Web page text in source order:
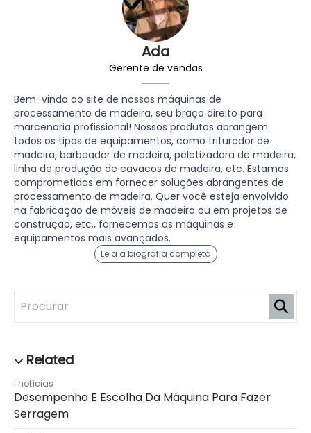
Ada
Gerente de vendas
Bem-vindo ao site de nossas máquinas de
processamento de madeira, seu braço direito para
marcenaria profissional! Nossos produtos abrangem
todos os tipos de equipamentos, como triturador de
madeira, barbeador de madeira, peletizadora de madeira,
linha de produção de cavacos de madeira, etc. Estamos
comprometidos em fornecer soluções abrangentes de
processamento de madeira. Quer você esteja envolvido
na fabricação de móveis de madeira ou em projetos de
construção, etc., fornecemos as máquinas e
equipamentos mais avançados.
Leia a biografia completa
notícias
Desempenho E Escolha Da Máquina Para Fazer
Serragem